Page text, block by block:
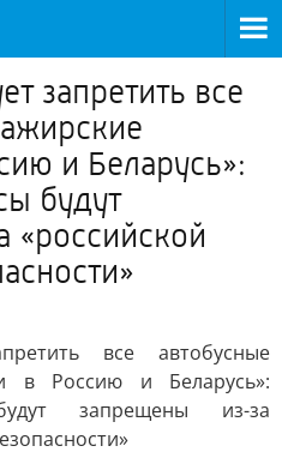
запретить все
и Беларусь»:
будут
«российской
все автобусные
в Россию и Беларусь»:
запрещены из-за